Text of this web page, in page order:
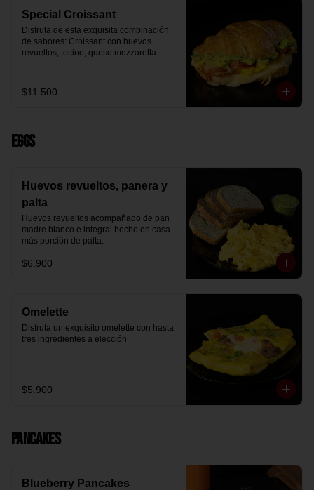
Special Croissant
Disfruta de esta exquisita combinación
de sabores: Croissant con huevos
revueltos, tocino, queso mozzarella
$11.500
Eggs
Huevos revueltos, panera y
palta
Huevos revueltos acompañado de pan
madre blanco e integral hecho en casa
más porción de palta.
$6.900
Omelette
Disfruta un exquisito omelette con hasta
tres ingredientes a elección.
$5.900
Pancakes
Blueberry Pancakes